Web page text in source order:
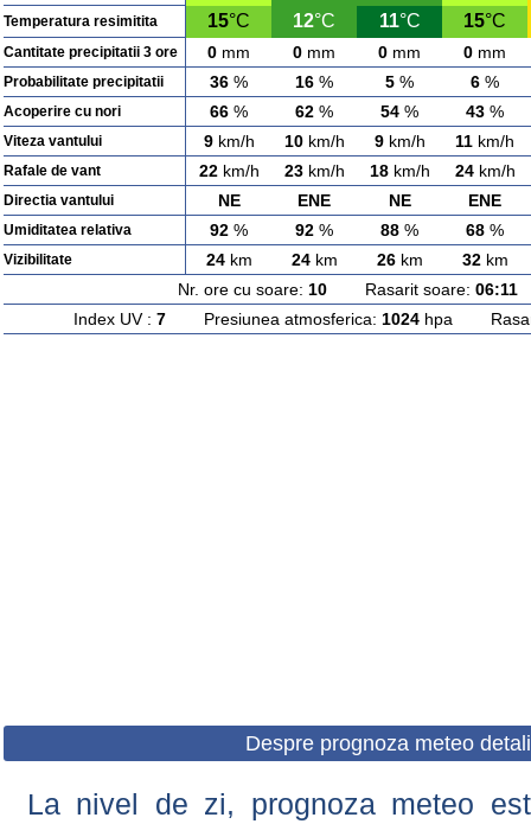
Temperatura resimitita 15°C 12°C 11°C 15°C
Cantitate precipitatii 3 ore 0 mm 0 mm 0 mm 0 mm
Probabilitate precipitatii 36 % 16 % 5 % 6 %
Acoperire cu nori 66 % 62 % 54 % 43 %
Viteza vantului 9km/h 10km/h 9km/h 11 km/h
Rafale de vant 22km/h 23km/h 18km/h 24km/h
Directia vantului NE ENE NE ENE
Umiditatea relativa 92 % 92 % 88 % 68 %
Vizibilitate 24km 24km 26km 32km
Nr. ore cu soare: 10 Rasarit soare: 06:11
Index UV : 7Presiunea atmosferica: 1024hpa
Despre prognoza meteo
La nivel de zi, prognoza meteo